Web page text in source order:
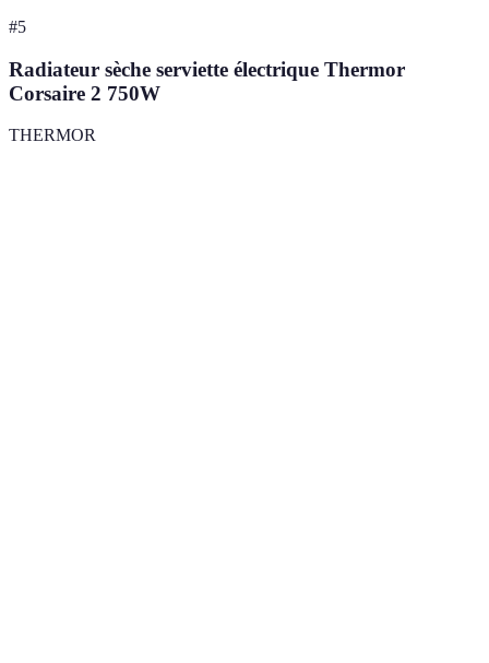
#5
Radiateur sèche serviette électrique Thermor
Corsaire 2 750W
THERMOR